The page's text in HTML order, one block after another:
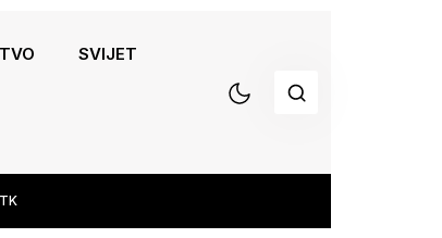
SVIJET